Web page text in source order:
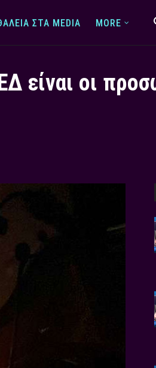
ΣΤΑ MEDIA MORE
είναι οι